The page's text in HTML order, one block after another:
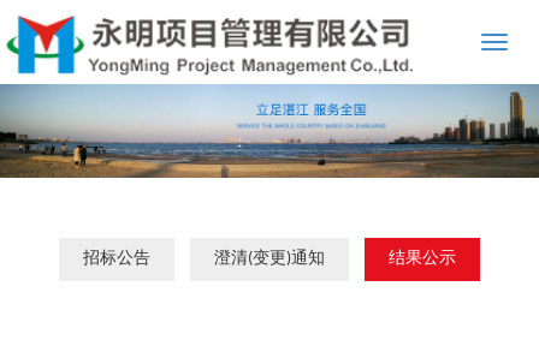
Toggle
招标公告 澄清(变更)通知 结果公示